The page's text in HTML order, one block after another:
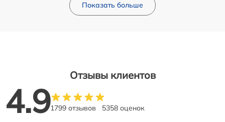
Показать больше
Отзывы клиентов
4.91799 отзывов 5358 оценок